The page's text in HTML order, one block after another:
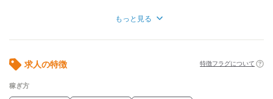
【働き方に関わる】
■社宅制度（規定あり）
もっと見る
求人の特徴 特徴フラグについて
稼ぎ方